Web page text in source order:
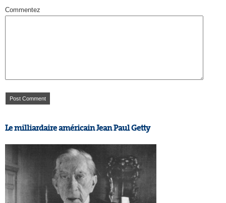
Commentez
Le milliardaire américain Jean Paul Getty